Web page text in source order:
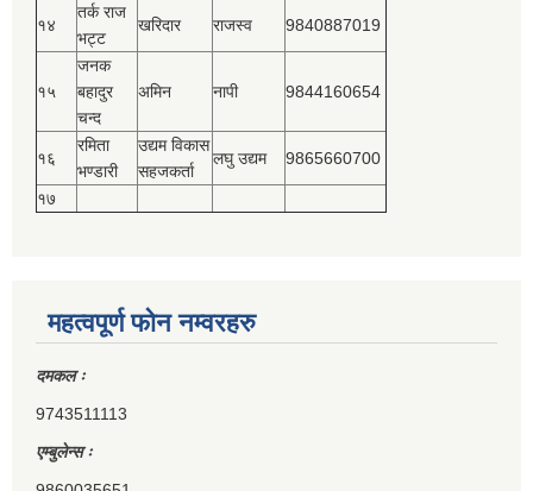
१४
तर्क राज
भट्ट
खरिदार राजस्‍व 9840887019
१५
जनक
बहादुर
चन्द
अमिन नापी 9844160654
१६
रमिता
भण्डारी
उद्यम विकास
सहजकर्ता
लघु उद्यम 9865660700
१७
महत्वपूर्ण फोन नम्वरहरु
दमकल ः
9743511113
एम्बुलेन्स ः